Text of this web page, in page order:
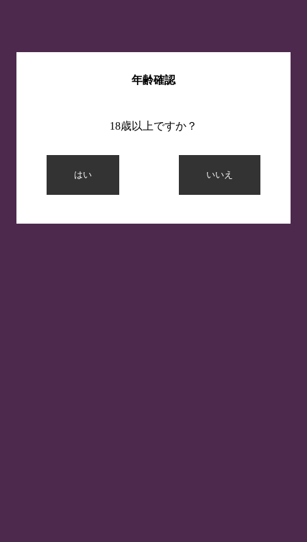
年齢確認
18歳以上ですか？
はい いいえ